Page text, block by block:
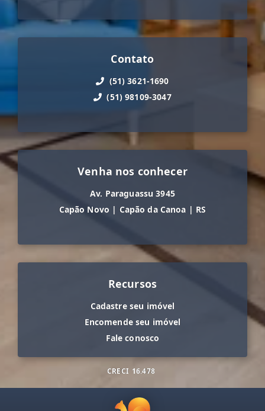
Contato
(51) 3621-1690
(51) 98109-3047
Venha nos conhecer
Av. Paraguassu 3945
Capão Novo | Capão da Canoa | RS
Recursos
Cadastre seu imóvel
Encomende seu imóvel
Fale conosco
CRECI 16.478